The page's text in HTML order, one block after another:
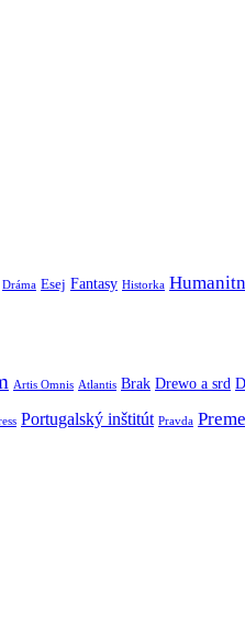
Dráma Esej Fantasy Historka
Artis Omnis Atlantis Brak Drewo a srd
Portugalský inštitút Pravda